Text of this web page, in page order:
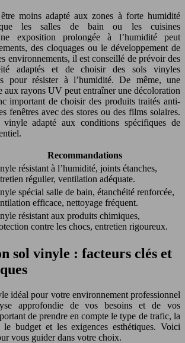
moins adapté aux zones à forte humidité
que les salles de bain ou les cuisines
exposition prolongée à l’humidité peut
des cloquages ou le développement de
environnements, il est conseillé de prévoir des
adaptés et de choisir des sols vinyles
pour résister à l’humidité. De même, une
aux rayons UV peut entraîner une décoloration
important de choisir des produits traités anti-
fenêtres avec des stores ou des films solaires.
adapté aux conditions spécifiques de
Recommandations
résistant à l’humidité, joints étanches,
régulier, ventilation adéquate.
spécial salle de bain, étanchéité renforcée,
efficace, nettoyage fréquent.
résistant aux produits chimiques,
contre les chocs, entretien rigoureux.
sol vinyle : facteurs clés et
idéal pour votre environnement professionnel
approfondie de vos besoins et de vos
de prendre en compte le type de trafic, la
le budget et les exigences esthétiques. Voici
vous guider dans votre choix.